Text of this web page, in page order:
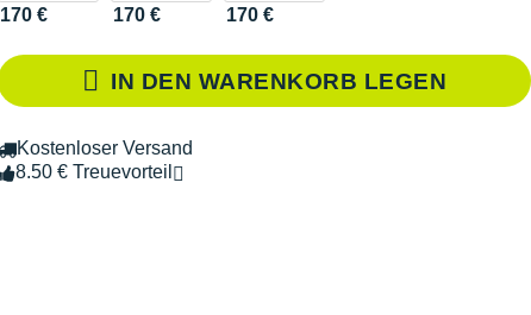
170 € 170 € 170 €
IN DEN WARENKORB LEGEN
Kostenloser Versand
8.50 € Treuevorteil